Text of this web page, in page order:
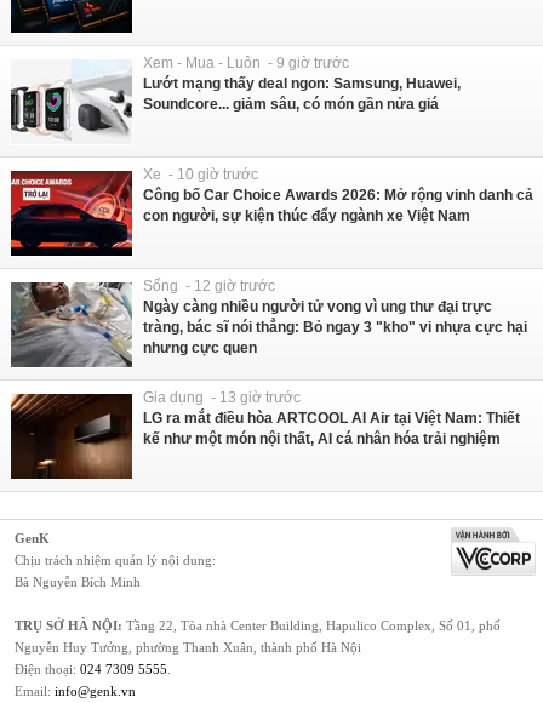
Xem - Mua - Luôn - 9 giờ trước
Lướt mạng thấy deal ngon: Samsung, Huawei,
Soundcore... giảm sâu, có món gần nửa giá
Xe - 10 giờ trước
Công bố Car Choice Awards 2026: Mở rộng vinh danh cả
con người, sự kiện thúc đẩy ngành xe Việt Nam
Sống - 12 giờ trước
Ngày càng nhiều người tử vong vì ung thư đại trực
tràng, bác sĩ nói thẳng: Bỏ ngay 3 "kho" vi nhựa cực hại
nhưng cực quen
Gia dụng - 13 giờ trước
LG ra mắt điều hòa ARTCOOL AI Air tại Việt Nam: Thiết
kế như một món nội thất, AI cá nhân hóa trải nghiệm
GenK
Chịu trách nhiệm quản lý nội dung:
Bà Nguyễn Bích Minh
TRỤ SỞ HÀ NỘI: Tầng 22, Tòa nhà Center Building, Hapulico Complex, Số 01, phố
Nguyễn Huy Tưởng, phường Thanh Xuân, thành phố Hà Nội
Điện thoại: 024 7309 5555.
Email: info@genk.vn